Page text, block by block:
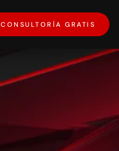
CONSULTORÍA GRATIS